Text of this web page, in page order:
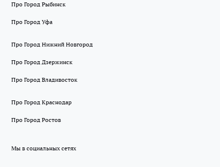
Про Город Рыбинск
Про Город Уфа
Про Город Нижний Новгород
Про Город Дзержинск
Про Город Владивосток
Про Город Краснодар
Про Город Ростов
Мы в социальных сетях